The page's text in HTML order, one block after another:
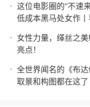
这位电影圈的“不速
低成本黑马处女作
女性力量，缂丝之
亮点！
全世界闻名的《布
取景和构图都在这了